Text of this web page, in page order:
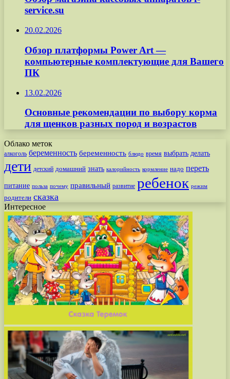
service.su
20.02.2026
Обзор платформы Power Art —
компьютерные комплектующие для Вашего
ПК
13.02.2026
Основные рекомендации по выбору корма
для щенков разных пород и возрастов
Облако меток
алкоголь беременность беременность блюдо время выбрать делать
дети детский домашний знать калорийность кормление надо переть
питание польза почему правильный развитие ребенок режим
родители сказка
Интересное